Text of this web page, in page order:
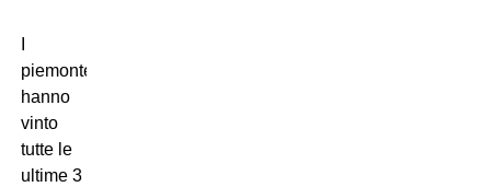
piemontesi
hanno
vinto
tutte le
ultime 3